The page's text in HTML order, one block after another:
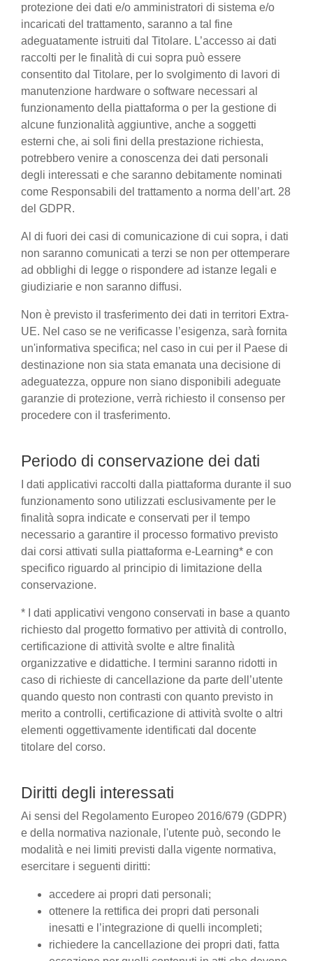
protezione dei dati e/o amministratori di sistema e/o
incaricati del trattamento, saranno a tal fine
adeguatamente istruiti dal Titolare. L’accesso ai dati
raccolti per le finalità di cui sopra può essere
consentito dal Titolare, per lo svolgimento di lavori di
manutenzione hardware o software necessari al
funzionamento della piattaforma o per la gestione di
alcune funzionalità aggiuntive, anche a soggetti
esterni che, ai soli fini della prestazione richiesta,
potrebbero venire a conoscenza dei dati personali
degli interessati e che saranno debitamente nominati
come Responsabili del trattamento a norma dell’art. 28
del GDPR.
Al di fuori dei casi di comunicazione di cui sopra, i dati
non saranno comunicati a terzi se non per ottemperare
ad obblighi di legge o rispondere ad istanze legali e
giudiziarie e non saranno diffusi.
Non è previsto il trasferimento dei dati in territori Extra-
UE. Nel caso se ne verificasse l’esigenza, sarà fornita
un'informativa specifica; nel caso in cui per il Paese di
destinazione non sia stata emanata una decisione di
adeguatezza, oppure non siano disponibili adeguate
garanzie di protezione, verrà richiesto il consenso per
procedere con il trasferimento.
Periodo di conservazione dei dati
I dati applicativi raccolti dalla piattaforma durante il suo
funzionamento sono utilizzati esclusivamente per le
finalità sopra indicate e conservati per il tempo
necessario a garantire il processo formativo previsto
dai corsi attivati sulla piattaforma e-Learning* e con
specifico riguardo al principio di limitazione della
conservazione.
* I dati applicativi vengono conservati in base a quanto
richiesto dal progetto formativo per attività di controllo,
certificazione di attività svolte e altre finalità
organizzative e didattiche. I termini saranno ridotti in
caso di richieste di cancellazione da parte dell’utente
quando questo non contrasti con quanto previsto in
merito a controlli, certificazione di attività svolte o altri
elementi oggettivamente identificati dal docente
titolare del corso.
Diritti degli interessati
Ai sensi del Regolamento Europeo 2016/679 (GDPR)
e della normativa nazionale, l'utente può, secondo le
modalità e nei limiti previsti dalla vigente normativa,
esercitare i seguenti diritti:
accedere ai propri dati personali;
ottenere la rettifica dei propri dati personali
inesatti e l’integrazione di quelli incompleti;
richiedere la cancellazione dei propri dati, fatta